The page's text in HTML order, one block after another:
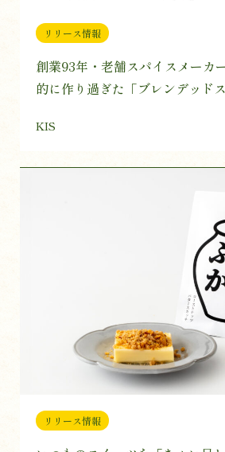
リリース情報
創業93年・老舗スパイスメーカ
的に作り過ぎた「ブレンデッド
KIS
リリース情報